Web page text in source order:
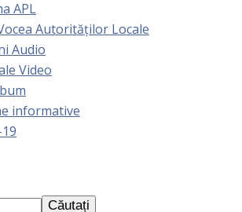
APL
Autorităților Locale
Audio
Video
informative